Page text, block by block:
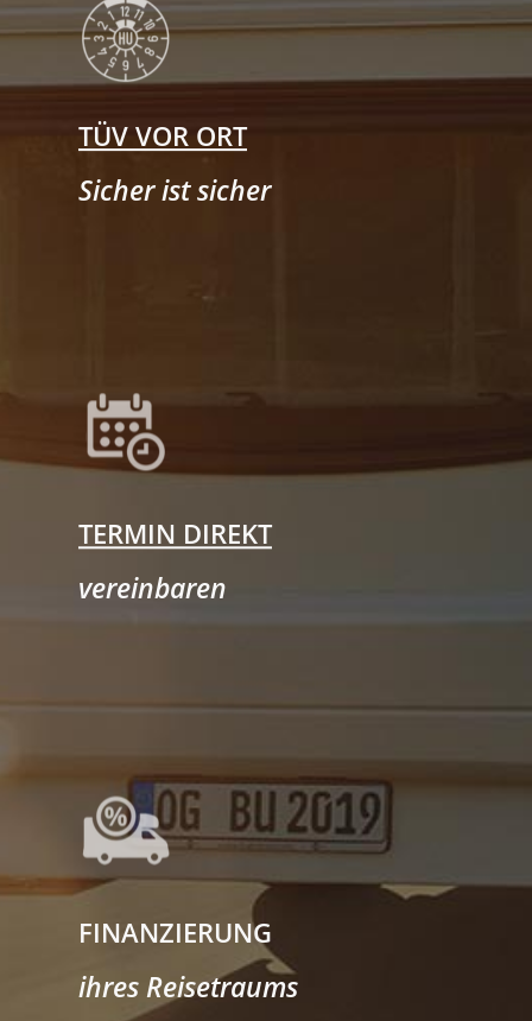
TÜV VOR ORT
Sicher ist sicher
TERMIN DIREKT
vereinbaren
FINANZIERUNG
ihres Reisetraums